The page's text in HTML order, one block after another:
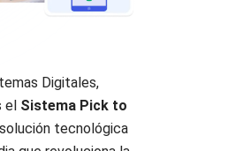
Digitales,
el Sistema Pick to
tecnológica